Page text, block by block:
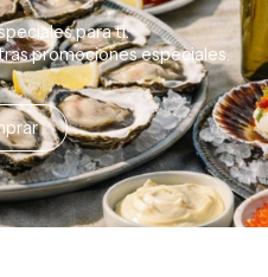
para ti.
promocionesespeciales.